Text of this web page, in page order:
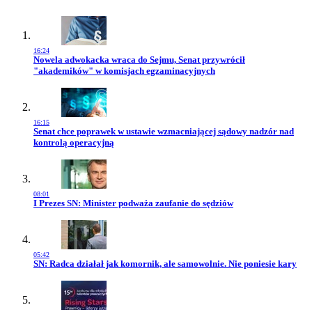
16:24
Przejdź do artykułu:
Nowela adwokacka wraca do Sejmu, Senat przywrócił
"akademików" w komisjach egzaminacyjnych
16:15
Przejdź do artykułu:
Senat chce poprawek w ustawie wzmacniającej sądowy nadzór nad
kontrolą operacyjną
08:01
Przejdź do artykułu:
I Prezes SN: Minister podważa zaufanie do sędziów
05:42
Przejdź do artykułu:
SN: Radca działał jak komornik, ale samowolnie. Nie poniesie kary